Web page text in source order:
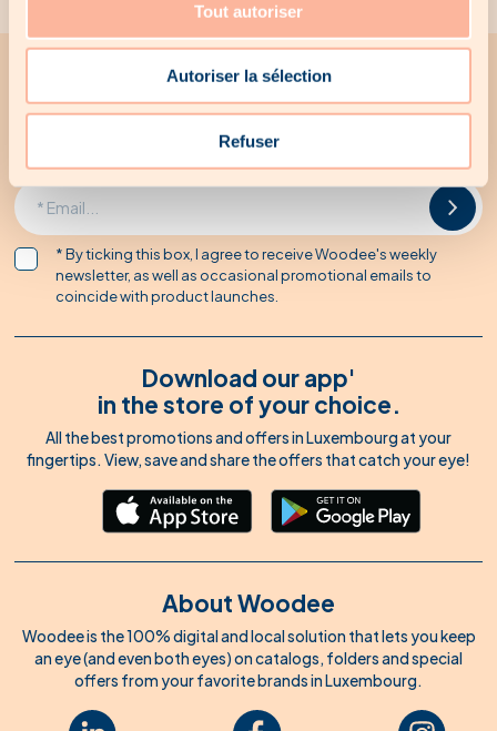
Tout autoriser
Autoriser la sélection
Refuser
All the latest news from Woodee
Receive all Woodee promotions by email
* By ticking this box, I agree to receive Woodee's weekly
newsletter, as well as occasional promotional emails to
coincide with product launches.
Download our app'
in the store of your choice.
All the best promotions and offers in Luxembourg at your
fingertips. View, save and share the offers that catch your eye!
About Woodee
Woodee is the 100% digital and local solution that lets you keep
an eye (and even both eyes) on catalogs, folders and special
offers from your favorite brands in Luxembourg.